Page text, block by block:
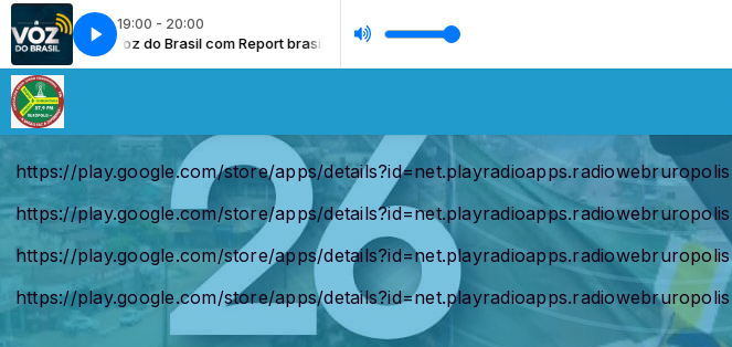
19:00 - 20:00
brasil A Voz do Brasil com Report brasil
https://play.google.com/store/apps/details?id=net.playradioapps.radiowebruropolis
https://play.google.com/store/apps/details?id=net.playradioapps.radiowebruropolis
https://play.google.com/store/apps/details?id=net.playradioapps.radiowebruropolis
https://play.google.com/store/apps/details?id=net.playradioapps.radiowebruropolis